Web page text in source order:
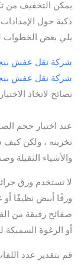
يمكن التخفيف من
ذكية حول
يلي بعض الخطوات
شركة نقل عفش
شركة نقل عفش
نصائح لاتخاذ
عند اختيار حجم
تخزينه ، ولكن كيف
والأشياء الثقيلة
لا تستخدم ورق
ورقًا أبيض نظيفًا أو
صفائح رقيقة من
أو الرغوة السميكة
قم بتقدير عدد